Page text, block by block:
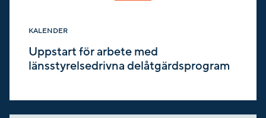
KALENDER
Uppstart för arbete med
länsstyrelsedrivna delåtgärdsprogram